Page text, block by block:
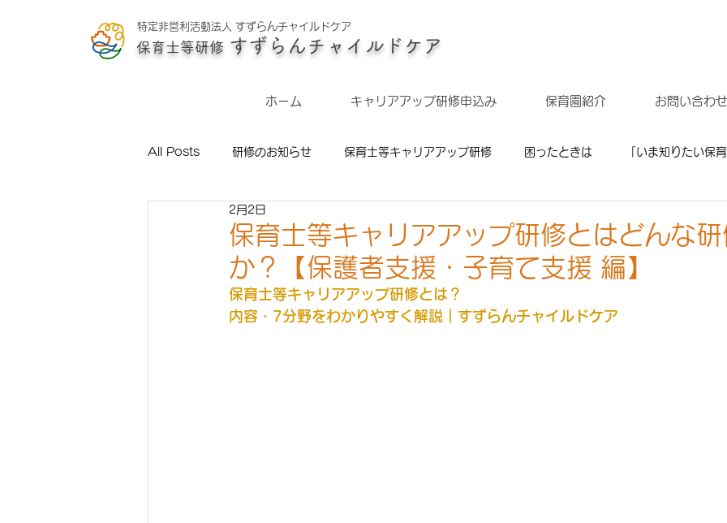
特定非営利活動法 人すずらんチャイルドケア
保育士等研修 すずらんチャイルドケア
ホーム キャリアアップ研修申込み 保育園紹介 お問い合わせ
All Posts 研修のお知らせ 保育士等キャリアアップ研修 困ったときは 「いま知りたい保
時代の先をつかむ！保育テーマセミナー
【ブログ】研修担当今日も奮闘中！ 補助金
保育士等キャリアアップ研修とはどんな
か？【保護者支援・子育て支援 編】
2月2日
保育士等キャリアアップ研修とは？
内容・7分野をわかりやすく解説｜すずらんチャイルドケア